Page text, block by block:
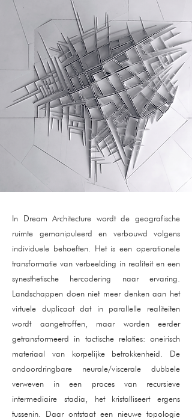
In Dream Architecture wordt de geografische
ruimte gemanipuleerd en verbouwd volgens
individuele behoeften. Het is een operationele
transformatie van verbeelding in realiteit en een
synesthetische hercodering naar ervaring.
Landschappen doen niet meer denken aan het
virtuele duplicaat dat in parallelle realiteiten
wordt aangetroffen, maar worden eerder
getransformeerd in tactische relaties: oneirisch
materiaal van korpelijke betrokkenheid. De
ondoordringbare neurale/viscerale dubbele
verweven in een proces van recursieve
intermediaire stadia, het kristalliseert ergens
tussenin. Daar ontstaat een nieuwe topologie